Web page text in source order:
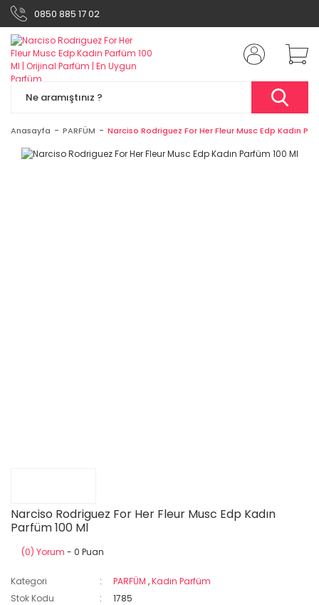
0850 885 17 02
Anasayfa PARFÜM Narciso Rodriguez For Her Fleur Musc Edp Kadın
Narciso Rodriguez For Her Fleur Musc Edp Kadın
Parfüm 100 Ml
(0) Yorum - 0 Puan
Kategori PARFÜM ,Kadın Parfüm
Stok Kodu
1785